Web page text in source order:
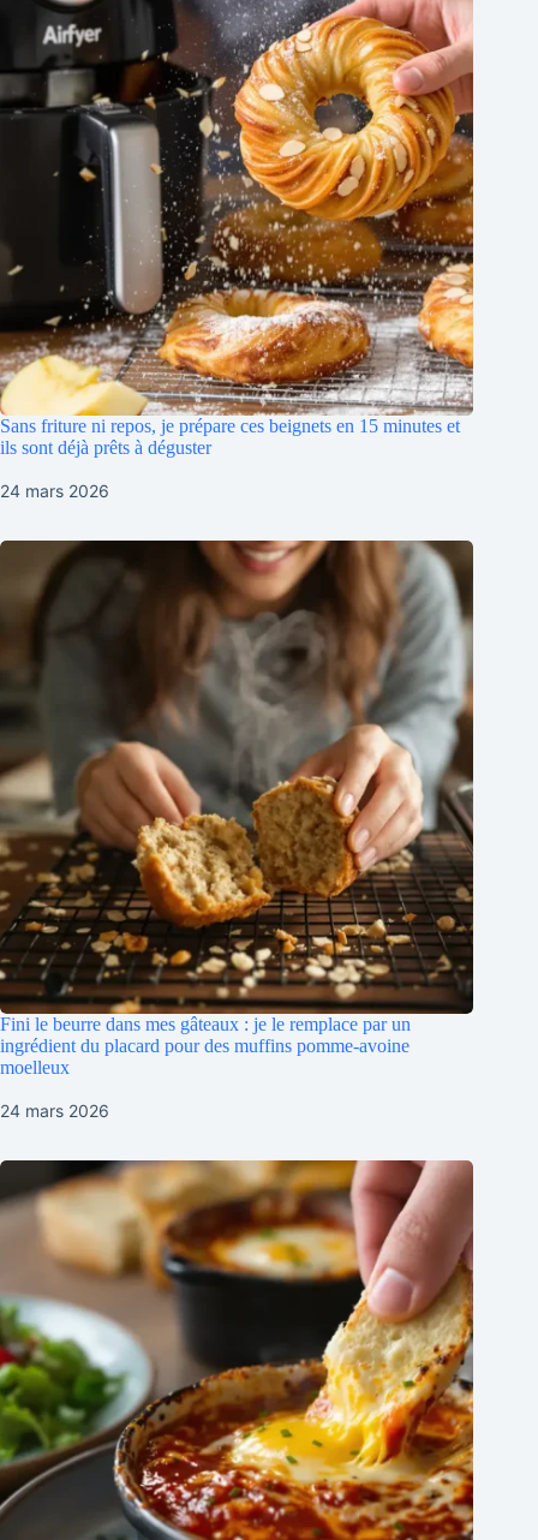
Sans friture ni repos, je prépare ces beignets en 15 minutes et
ils sont déjà prêts à déguster
24 mars 2026
Fini le beurre dans mes gâteaux : je le remplace par un
ingrédient du placard pour des muffins pomme-avoine
moelleux
24 mars 2026